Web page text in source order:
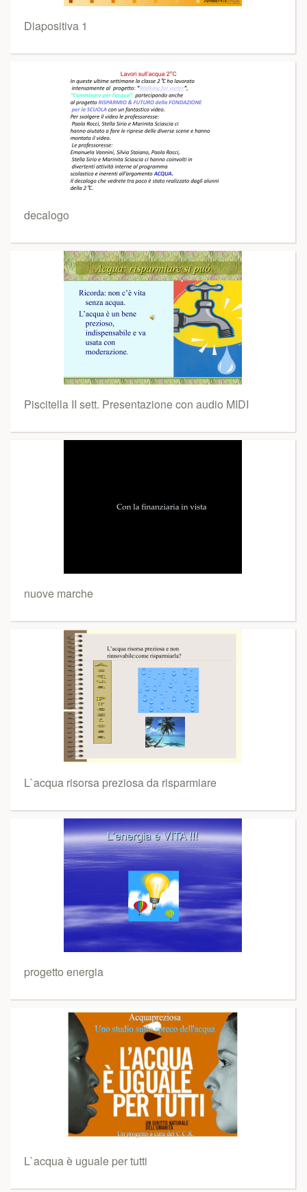
Diapositiva 1
decalogo
Piscitella II sett. Presentazione con audio MIDI
nuove marche
L`acqua risorsa preziosa da risparmiare
progetto energia
L`acqua è uguale per tutti